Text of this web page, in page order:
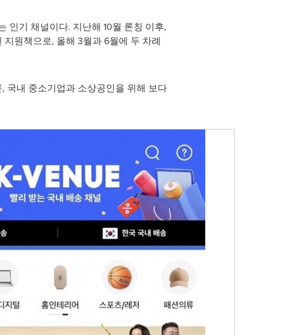
인기 채널이다. 지난해 10월 론칭 이후,
원책으로, 올해 3월과 6월에 두 차례
국내 중소기업과 소상공인을 위해 보다